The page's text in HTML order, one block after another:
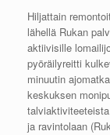
Hiljattain
lähellä Rukan
aktiivisille
pyöräilyreitti
minuutin
keskuksen
ja ravintolaan